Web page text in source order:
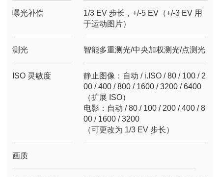
曝光补偿
1/3 EV 步长，+/-5 EV（+/-3 EV 用
于运动图片）
测光 智能多重测光/中央加权测光/点测光
ISO 灵敏度
静止图像：自动 / i.ISO / 80 / 100 / 2
00 / 400 / 800 / 1600 / 3200 / 6400
（扩展 ISO）
电影：自动 / 80 / 100 / 200 / 400 / 8
00 / 1600 / 3200
（可更改为 1/3 EV 步长）
画质